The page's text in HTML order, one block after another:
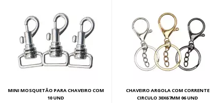
MINI MOSQUETÃO PARA CHAVEIRO COM
10 UND
CHAVEIRO ARGOLA COM CORRENTE
CIRCULO 30X67MM 06 UND